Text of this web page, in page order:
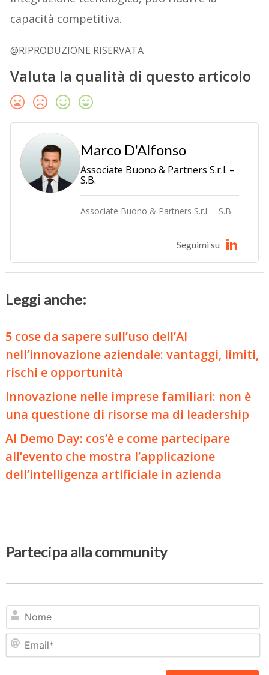
capacità competitiva.
@RIPRODUZIONE RISERVATA
Valuta la qualità di questo articolo
Marco D'Alfonso
Associate Buono & Partners S.r.l. –
S.B.
Associate Buono & Partners S.r.l. – S.B.
Seguimi su
Leggi anche:
5 cose da sapere sull’uso dell’AI
nell’innovazione aziendale: vantaggi, limiti,
rischi e opportunità
Innovazione nelle imprese familiari: non è
una questione di risorse ma di leadership
AI Demo Day: cos’è e come partecipare
all’evento che mostra l’applicazione
dell’intelligenza artificiale in azienda
Partecipa alla community